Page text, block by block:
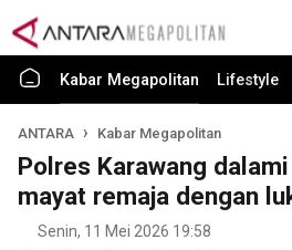
Kabar Megapolitan Lifestyle
ANTARA Kabar Megapolitan
Polres Karawang
mayat remaja dengan
Senin, 11 Mei 2026 19:58